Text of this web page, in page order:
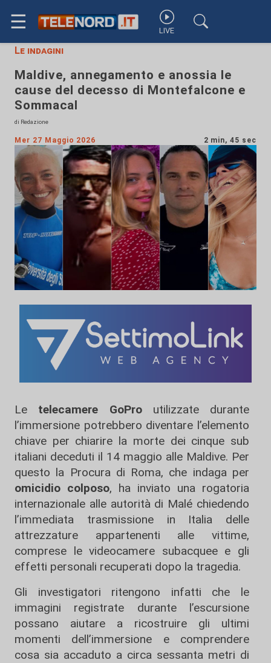
☰ LIVE
Le indagini
Maldive, annegamento e anossia le
cause del decesso di Montefalcone e
Sommacal
di Redazione
Mer 27 Maggio 2026 2 min, 45 sec
Le telecamere GoProutilizzate durante
l’immersione potrebbero diventare l’elemento
chiave per chiarire la morte dei cinque sub
italiani deceduti il 14 maggio alle Maldive. Per
questo la Procura di Roma, che indaga per
omicidio colposo, ha inviato una rogatoria
internazionale alle autorità di Malé chiedendo
l’immediata trasmissione in Italia delle
attrezzature appartenenti alle vittime,
comprese le videocamere subacquee e gli
effetti personali recuperati dopo la tragedia.
Gli investigatori ritengono infatti che le
immagini registrate durante l’escursione
possano aiutare a ricostruire gli ultimi
momenti dell’immersione e comprendere
cosa sia accaduto a circa sessanta metri di